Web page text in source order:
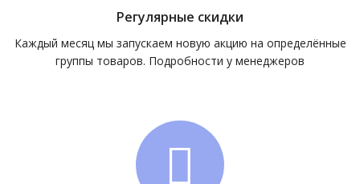
Регулярные скидки
Каждый месяц мы запускаем новую акцию на определённые
группы товаров. Подробности у менеджеров